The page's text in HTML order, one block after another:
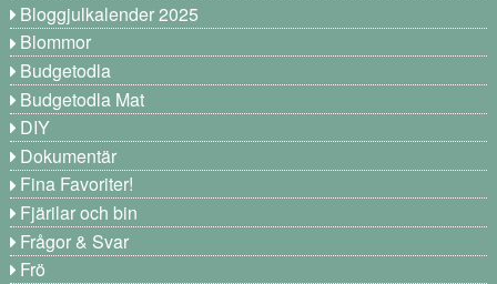
Bloggjulkalender 2025
Blommor
Budgetodla
Budgetodla Mat
DIY
Dokumentär
Fina Favoriter!
Fjärilar och bin
Frågor & Svar
Frö